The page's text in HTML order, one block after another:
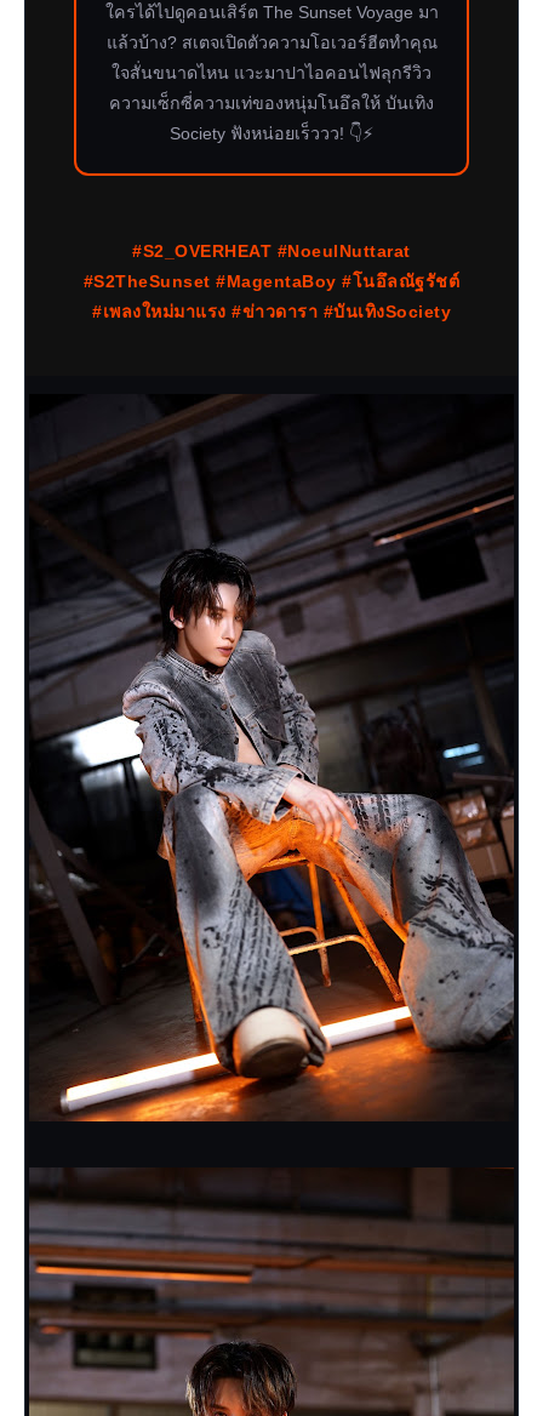
ใครได้ไปดูคอนเสิร์ต The Sunset Voyage มา
แล้วบ้าง? สเตจเปิดตัวความโอเวอร์ฮีตทำคุณ
ใจสั่นขนาดไหน แวะมาปาไอคอนไฟลุกรีวิว
ความเซ็กซี่ความเท่ของหนุ่มโนอึลให้ บันเทิง
Society ฟังหน่อยเร็ววว! 👇⚡️
#S2_OVERHEAT #NoeulNuttarat
#S2TheSunset #MagentaBoy #โนอึลณัฐรัชต์
#เพลงใหม่มาแรง #ข่าวดารา #บันเทิงSociety